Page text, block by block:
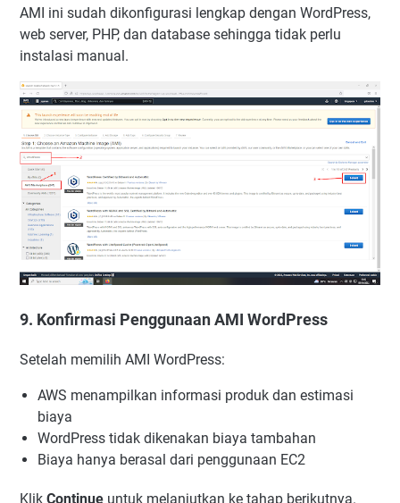
AMI ini sudah dikonfigurasi lengkap dengan WordPress,
web server, PHP, dan database sehingga tidak perlu
instalasi manual.
9. Konfirmasi Penggunaan AMI WordPress
Setelah memilih AMI WordPress:
AWS menampilkan informasi produk dan estimasi
biaya
WordPress tidak dikenakan biaya tambahan
Biaya hanya berasal dari penggunaan EC2
Klik Continue untuk melanjutkan ke tahap berikutnya.